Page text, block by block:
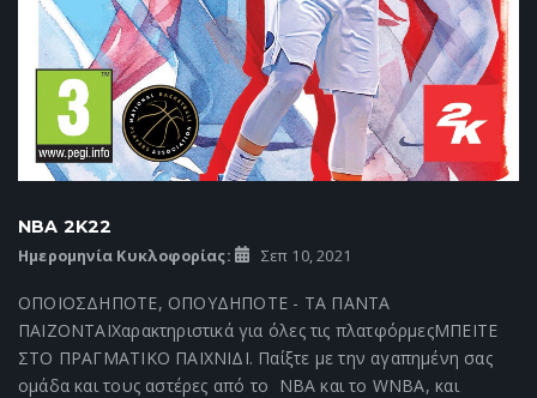
NBA 2K22
Ημερομηνία Κυκλοφορίας: Σεπ 10, 2021
ΟΠΟΙΟΣΔΗΠΟΤΕ, ΟΠΟΥΔΗΠΟΤΕ - ΤΑ ΠΑΝΤΑ
ΠΑΙΖΟΝΤΑΙΧαρακτηριστικά για όλες τις πλατφόρμεςΜΠΕΙΤΕ
ΣΤΟ ΠΡΑΓΜΑΤΙΚΟ ΠΑΙΧΝΙΔΙ. Παίξτε με την αγαπημένη σας
ομάδα και τους αστέρες από το NBA και το WNBA, και